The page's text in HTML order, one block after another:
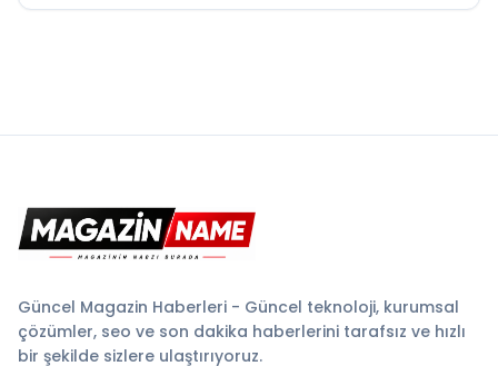
Güncel Magazin Haberleri - Güncel teknoloji, kurumsal
çözümler, seo ve son dakika haberlerini tarafsız ve hızlı
bir şekilde sizlere ulaştırıyoruz.